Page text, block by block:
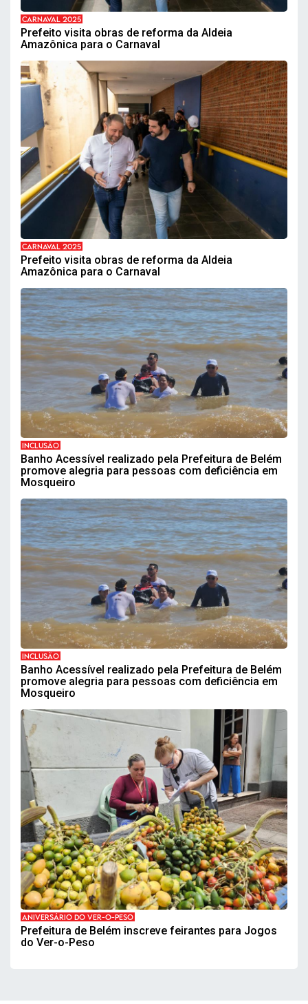
CARNAVAL 2025
Prefeito visita obras de reforma da Aldeia
Amazônica para o Carnaval
CARNAVAL 2025
Prefeito visita obras de reforma da Aldeia
Amazônica para o Carnaval
INCLUSÃO
Banho Acessível realizado pela Prefeitura de Belém
promove alegria para pessoas com deficiência em
Mosqueiro
INCLUSÃO
Banho Acessível realizado pela Prefeitura de Belém
promove alegria para pessoas com deficiência em
Mosqueiro
ANIVERSÁRIO DO VER-O-PESO
Prefeitura de Belém inscreve feirantes para Jogos
do Ver-o-Peso